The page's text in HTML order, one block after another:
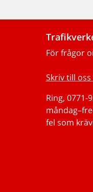
För frågor
Skriv till
Ring, 0771-
fel som